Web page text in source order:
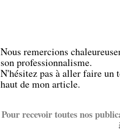
Nous remercions
son professionnalisme.
N'hésitez pas à aller faire un
haut de mon article.
Pour recevoir toutes nos